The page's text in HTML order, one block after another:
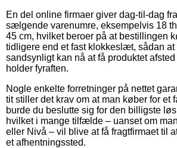
En del online firmaer giver dag-til-dag
sælgende varenumre, eksempelvis 18
45 cm, hvilket beroer på at bestillingen
tidligere end et fast klokkeslæt, sådan at
sandsynligt kan nå at få produktet
holder fyraften.
Nogle enkelte forretninger på nettet
tit stiller det krav om at man køber for et
burde du beslutte sig for den billigste
hvilket i mange tilfælde – uanset om
eller Nivå – vil blive at få fragtfirmaet til
et afhentningssted.